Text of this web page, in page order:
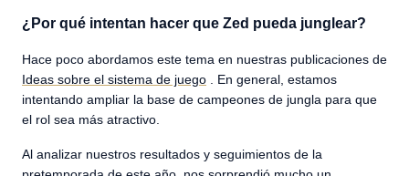
¿Por qué intentan hacer que Zed pueda junglear?
Hace poco abordamos este tema en nuestras publicaciones de
Ideas sobre el sistema de juego . En general, estamos
intentando ampliar la base de campeones de jungla para que
el rol sea más atractivo.
Al analizar nuestros resultados y seguimientos de la